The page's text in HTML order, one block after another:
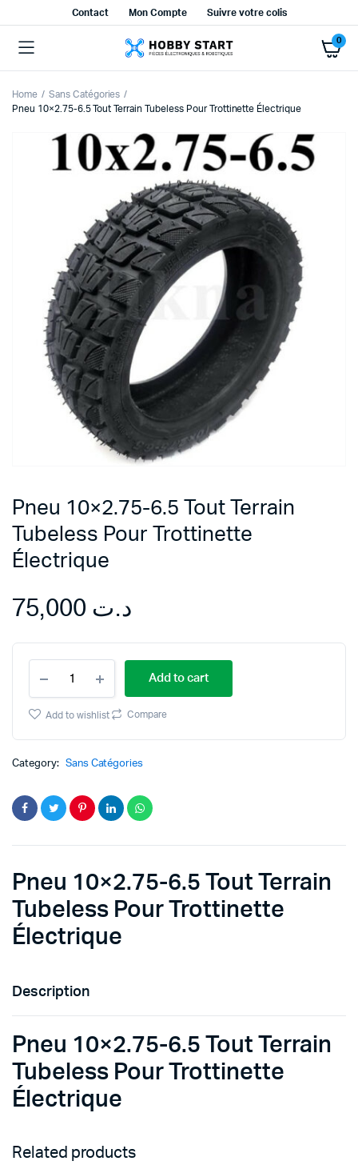
Contact Mon Compte Suivre votre colis
0
Home
Sans Catégories
Pneu 10×2.75-6.5 Tout Terrain Tubeless Pour Trottinette Électrique
Pneu 10×2.75-6.5 Tout Terrain
Tubeless Pour Trottinette
Électrique
د.ت
10x2.75-
6.5
Tout
Tubeless
Pour
quantity
Add to cart
Add to wishlist Compare
Category: Sans Catégories
Pneu 10×2.75-6.5 Tout Terrain
Tubeless Pour Trottinette
Électrique
Description
Pneu 10×2.75-6.5 Tout Terrain
Tubeless Pour Trottinette
Électrique
Related products